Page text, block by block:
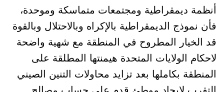
أنظمة ديمقراطية ومجتمعات متماسكة وموحدة،
فأن نموذج الديمقراطية بالإكراه وبالاحتلال وبالقوة
قد الخيار المطروح في المنطقة مع شهية واضحة
لاحكام الولايات المتحدة هيمنتها المطلقة على
المنطقة بكاملها بعد تزايد محاولات التنين الصيني